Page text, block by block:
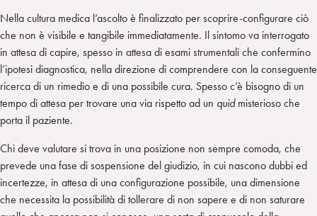
Nella cultura medica l’ascolto è finalizzato per scoprire-configurare ciò
che non è visibile e tangibile immediatamente. Il sintomo va interrogato
in attesa di capire, spesso in attesa di esami strumentali che confermino
l’ipotesi diagnostica, nella direzione di comprendere con la conseguente
ricerca di un rimedio e di una possibile cura. Spesso c’è bisogno di un
tempo di attesa per trovare una via rispetto ad un quidmisterioso che
porta il paziente.
Chi deve valutare si trova in una posizione non sempre comoda, che
prevede una fase di sospensione del giudizio, in cui nascono dubbi ed
incertezze, in attesa di una configurazione possibile, una dimensione
che necessita la possibilità di tollerare di non sapere e di non saturare